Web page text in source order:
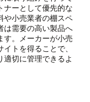
ナーとして優先的な
や小売業者の棚スペ
は需要の高い製品へ
す。メーカーが小売
トを得ることで、
適切に管理できるよ